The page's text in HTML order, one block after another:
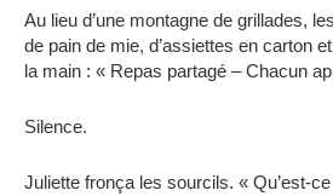
Au lieu d’une montagne de grillades,
de pain de mie, d’assiettes en carton
la main : « Repas partagé – Chacun
Silence.
Juliette fronça les sourcils. « Qu’est-